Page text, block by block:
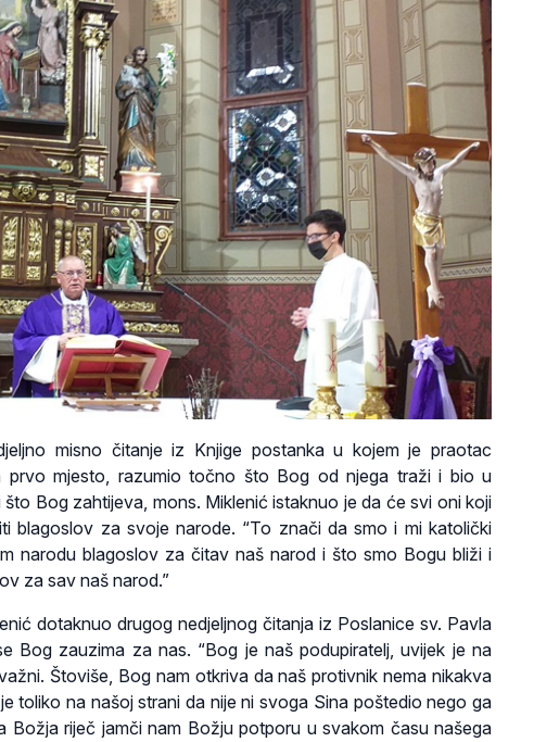
misno čitanje iz Knjige postanka u kojem je praotac
prvo mjesto, razumio točno što Bog od njega traži i bio u
Bog zahtijeva, mons. Miklenić istaknuo je da će svi oni koji
blagoslov za svoje narode. “To znači da smo i mi katolički
narodu blagoslov za čitav naš narod i što smo Bogu bliži i
za sav naš narod.”
dotaknuo drugog nedjeljnog čitanja iz Poslanice sv. Pavla
Bog zauzima za nas. “Bog je naš podupiratelj, uvijek je na
Štoviše, Bog nam otkriva da naš protivnik nema nikakva
toliko na našoj strani da nije ni svoga Sina poštedio nego ga
Božja riječ jamči nam Božju potporu u svakom času našega